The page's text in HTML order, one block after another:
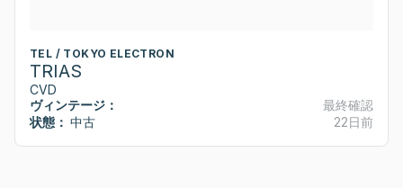
TEL / TOKYO ELECTRON
TRIAS
CVD
ヴィンテージ：
状態： 中古
最終確認
22日前